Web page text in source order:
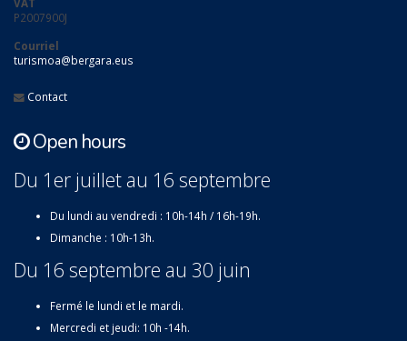
P2007900J
Courriel
turismoa@bergara.eus
Contact
Open hours
Du 1er juillet au 16 septembre
Du lundi au vendredi : 10h-14h / 16h-19h.
Dimanche : 10h-13h.
Du 16 septembre au 30 juin
Fermé le lundi et le mardi.
Mercredi et jeudi: 10h -14h.